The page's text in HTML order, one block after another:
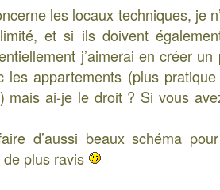
les locaux techniques, je
et si ils doivent
j’aimerai en créer
les appartements (plus
mais ai-je le droit ? Si vous
d’aussi beaux schéma
de plus ravis